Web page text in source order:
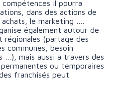
compétences il pourra
dans des actions de
le marketing ….
également autour de
régionales (partage des
communes, besoin
…), mais aussi à travers des
ou temporaires
franchisés peut